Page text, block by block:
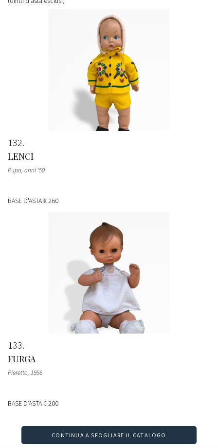
132
LENCI
Pupo, anni '50
BASE D'ASTA€ 260
133
FURGA
Pieretto, 1956
BASE D'ASTA€ 200
CONTINUA A SFOGLIARE IL CATALOGO